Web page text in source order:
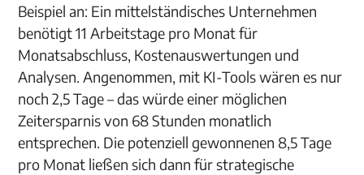
Beispiel an: Ein mittelständisches Unternehmen
benötigt 11 Arbeitstage pro Monat für
Monatsabschluss, Kostenauswertungen und
Analysen. Angenommen, mit KI-Tools wären es nur
noch 2,5 Tage – das würde einer möglichen
Zeitersparnis von 68 Stunden monatlich
entsprechen. Die potenziell gewonnenen 8,5 Tage
pro Monat ließen sich dann für strategische